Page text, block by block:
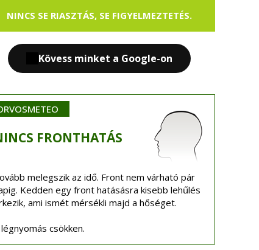
NINCS SE RIASZTÁS, SE FIGYELMEZTETÉS.
Kövess minket a Google-on
FRONTHATÁS
melegszik az idő. Front nem várható pár
Kedden egy front hatásásra kisebb lehűlés
ami ismét mérsékli majd a hőséget.
csökken.